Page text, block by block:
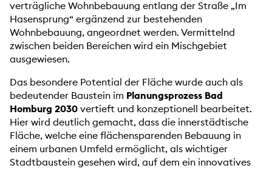
verträgliche Wohnbebauung entlang der Straße „Im
Hasensprung“ ergänzend zur bestehenden
Wohnbebauung, angeordnet werden. Vermittelnd
zwischen beiden Bereichen wird ein Mischgebiet
ausgewiesen.
Das besondere Potential der Fläche wurde auch als
bedeutender Baustein im Planungsprozess Bad
Homburg 2030 vertieft und konzeptionell bearbeitet.
Hier wird deutlich gemacht, dass die innerstädtische
Fläche, welche eine flächensparenden Bebauung in
einem urbanen Umfeld ermöglicht, als wichtiger
Stadtbaustein gesehen wird, auf dem ein innovatives